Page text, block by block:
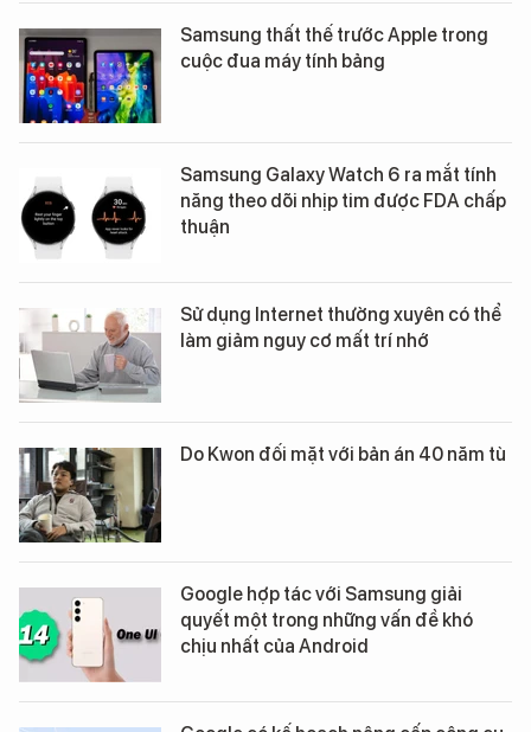
Samsung thất thế trước Apple trong
cuộc đua máy tính bảng
Samsung Galaxy Watch 6 ra mắt tính
năng theo dõi nhịp tim được FDA chấp
thuận
Sử dụng Internet thường xuyên có thể
làm giảm nguy cơ mất trí nhớ
Do Kwon đối mặt với bản án 40 năm tù
Google hợp tác với Samsung giải
quyết một trong những vấn đề khó
chịu nhất của Android